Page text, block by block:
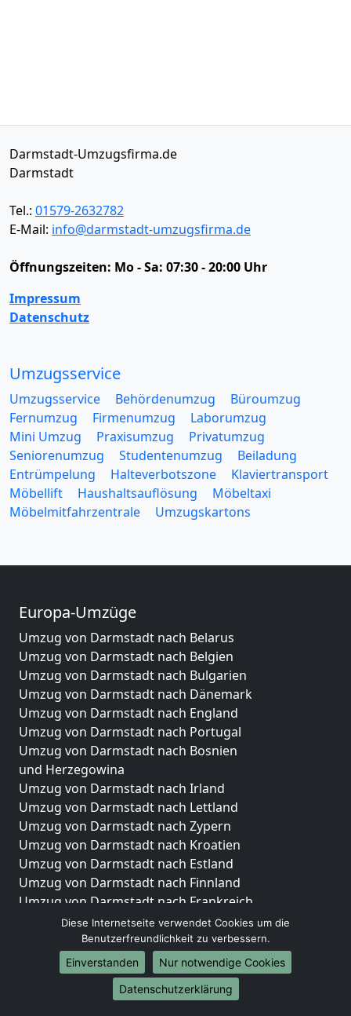
Darmstadt-Umzugsfirma.de
Darmstadt
Tel.: 01579-2632782
E-Mail: info@darmstadt-umzugsfirma.de
Öffnungszeiten: Mo - Sa: 07:30 - 20:00 Uhr
Impressum
Datenschutz
Umzugsservice
Umzugsservice Behördenumzug
Büroumzug
Fernumzug
Firmenumzug
Laborumzug
Mini Umzug
Praxisumzug
Privatumzug
Seniorenumzug
Studentenumzug
Beiladung
Entrümpelung
Halteverbotszone
Klaviertransport
Möbellift
Haushaltsauflösung
Möbeltaxi
Möbelmitfahrzentrale
Umzugskartons
Europa-Umzüge
Umzug von Darmstadt nach Belarus
Umzug von Darmstadt nach Belgien
Umzug von Darmstadt nach Bulgarien
Umzug von Darmstadt nach Dänemark
Umzug von Darmstadt nach England
Umzug von Darmstadt nach Portugal
Umzug von Darmstadt nach Bosnien
und Herzegowina
Umzug von Darmstadt nach Irland
Umzug von Darmstadt nach Lettland
Umzug von Darmstadt nach Zypern
Umzug von Darmstadt nach Kroatien
Umzug von Darmstadt nach Estland
Umzug von Darmstadt nach Finnland
Umzug von Darmstadt nach Frankreich
Umzug von Darmstadt nach Griechenland
Umzug von Darmstadt nach Italien
Umzug von Darmstadt nach Liechtenstein
Umzug von Darmstadt nach Luxemburg
Umzug von Darmstadt nach Niederlande
Diese Internetseite verwendet Cookies um die
Benutzerfreundlichkeit zu verbessern.
Einverstanden
Nur notwendige Cookies
Datenschutzerklärung